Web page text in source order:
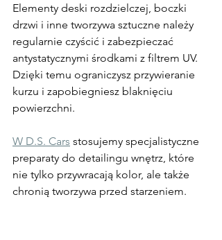
Elementy deski rozdzielczej, boczki
drzwi i inne tworzywa sztuczne należy
regularnie czyścić i zabezpieczać
antystatycznymi środkami z filtrem UV.
Dzięki temu ograniczysz przywieranie
kurzu i zapobiegniesz blaknięciu
powierzchni.
W D.S. Cars stosujemy specjalistyczne
preparaty do detailingu wnętrz, które
nie tylko przywracają kolor, ale także
chronią tworzywa przed starzeniem.